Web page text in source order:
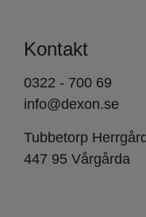
Kontakt
0322 - 700 69
info@dexon.se
Tubbetorp
447 95 Vårgårda